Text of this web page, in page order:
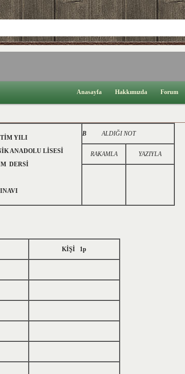
Anasayfa
Hakkımızda Forum
YILI
ANADOLU LİSESİ
DERSİ
B ALDIĞI NOT
RAKAMLA YAZIYLA
KİŞİ 1p